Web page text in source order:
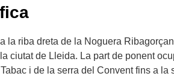
la riba dreta de la Noguera
ciutat de Lleida. La part de ponent
i de la serra del Convent fins a la